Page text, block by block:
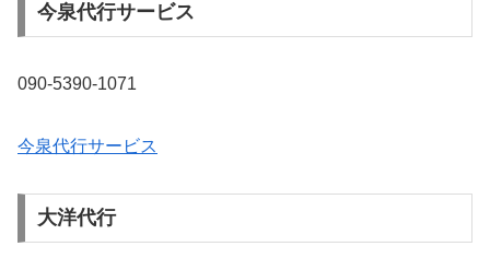
今泉代行サービス
090-5390-1071
今泉代行サービス
大洋代行